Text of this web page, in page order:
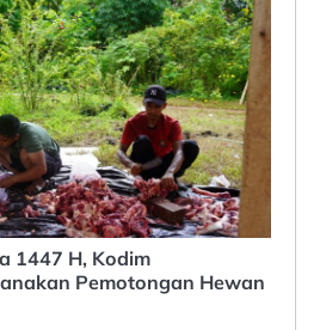
1447 H, Kodim
Pemotongan Hewan